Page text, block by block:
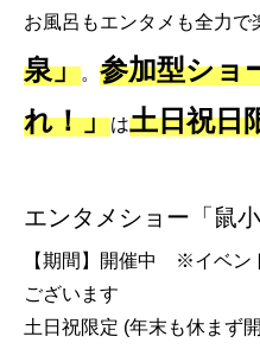
お風呂もエンタメも全力で
泉」。 参加型ショ
れ！」は土日祝日
エンタメショー「鼠
【期間】開催中 ※イベン
ございます
土日祝限定 (年末も休まず